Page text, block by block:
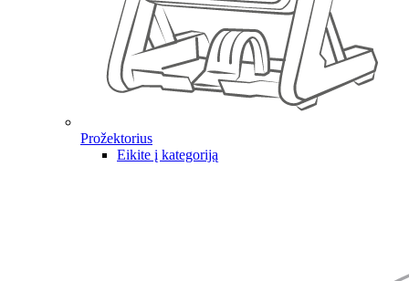
Prožektorius
Eikite į kategoriją